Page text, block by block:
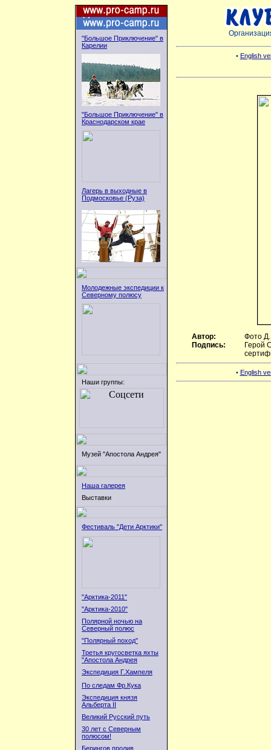
"Большое Приключение" в
Карелии
"Большое Приключение" в
Краснодарском крае
Лагерь в выходные в
Подмосковье (Руза)
Молодежные экспедиции к
Северному полюсу
Наши группы:
Музей "Апостола Андрея"
Наша галерея
Выставки
Фестиваль "Дети Арктики"
"Арктика-2011"
"Арктика-2010"
Полярной ночью на
Северный полюс
"Полярный поход"
Третья кругосветка яхты
"Апостола Андрея
Экспедиция Г.Хампеля
По следам Фр.Кука
Экспедиция князя
Альберта II
Великий Русский путь
30 лет с Северным
полюсом!
Берингов пролив
• English
Автор:
Фото
Подпись:
Герой
• English